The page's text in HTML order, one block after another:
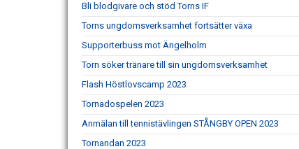
Bli blodgivare och stöd Torns IF
Torns ungdomsverksamhet fortsätter växa
Supporterbuss mot Ängelholm
Torn söker tränare till sin ungdomsverksamhet
Flash Höstlovscamp 2023
Tornadospelen 2023
Anmälan till tennistävlingen STÅNGBY OPEN 2023
Tornandan 2023